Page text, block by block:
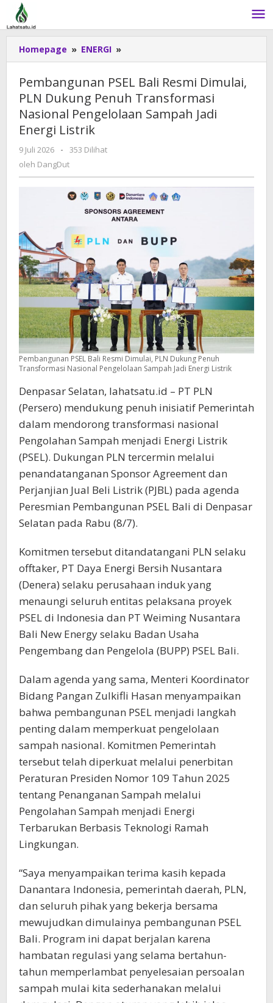
Lewati
konten
Homepage » ENERGI »
PSEL
Resmi
Dimulai,
PLN
Pengelolaan
Sampah
Jadi
Energi
Listrik
Pembangunan PSEL Bali Resmi Dimulai,
PLN Dukung Penuh Transformasi
Nasional Pengelolaan Sampah Jadi
Energi Listrik
9 Juli 2026
oleh
DangDut
-
353 Dilihat
oleh DangDut
Pembangunan PSEL Bali Resmi Dimulai, PLN Dukung Penuh
Transformasi Nasional Pengelolaan Sampah Jadi Energi Listrik
Denpasar Selatan, lahatsatu.id – PT PLN
(Persero) mendukung penuh inisiatif Pemerintah
dalam mendorong transformasi nasional
Pengolahan Sampah menjadi Energi Listrik
(PSEL). Dukungan PLN tercermin melalui
penandatanganan Sponsor Agreement dan
Perjanjian Jual Beli Listrik (PJBL) pada agenda
Peresmian Pembangunan PSEL Bali di Denpasar
Selatan pada Rabu (8/7).
Komitmen tersebut ditandatangani PLN selaku
offtaker, PT Daya Energi Bersih Nusantara
(Denera) selaku perusahaan induk yang
menaungi seluruh entitas pelaksana proyek
PSEL di Indonesia dan PT Weiming Nusantara
Bali New Energy selaku Badan Usaha
Pengembang dan Pengelola (BUPP) PSEL Bali.
Dalam agenda yang sama, Menteri Koordinator
Bidang Pangan Zulkifli Hasan menyampaikan
bahwa pembangunan PSEL menjadi langkah
penting dalam memperkuat pengelolaan
sampah nasional. Komitmen Pemerintah
tersebut telah diperkuat melalui penerbitan
Peraturan Presiden Nomor 109 Tahun 2025
tentang Penanganan Sampah melalui
Pengolahan Sampah menjadi Energi
Terbarukan Berbasis Teknologi Ramah
Lingkungan.
“Saya menyampaikan terima kasih kepada
Danantara Indonesia, pemerintah daerah, PLN,
dan seluruh pihak yang bekerja bersama
mewujudkan dimulainya pembangunan PSEL
Bali. Program ini dapat berjalan karena
hambatan regulasi yang selama bertahun-
tahun memperlambat penyelesaian persoalan
sampah mulai kita sederhanakan melalui